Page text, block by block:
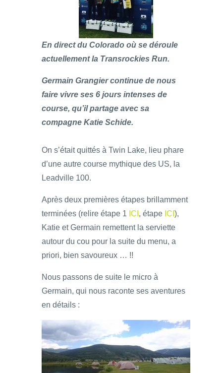
En direct du Colorado où se déroule
actuellement la Transrockies Run.
Germain Grangier continue de nous
faire vivre ses 6 jours intenses de
course, qu’il partage avec sa
compagne Katie Schide.
On s’était quittés à Twin Lake, lieu phare
d’une autre course mythique des US, la
Leadville 100.
Après deux premières étapes brillamment
terminées (relire étape 1 ICI , étape ICI ),
Katie et Germain remettent la serviette
autour du cou pour la suite du menu, a
priori, bien savoureux … !!
Nous passons de suite le micro à
Germain, qui nous raconte ses aventures
en détails :